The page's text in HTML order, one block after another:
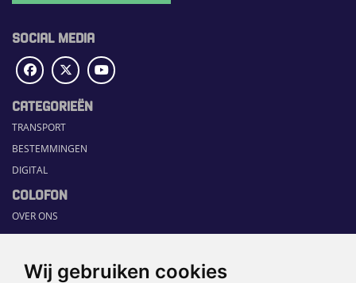
Wij gebruiken cookies
SOCIAL MEDIA
CATEGORIEËN
TRANSPORT
BESTEMMINGEN
DIGITAL
COLOFON
OVER ONS
COMMUNICATION PLATFORM